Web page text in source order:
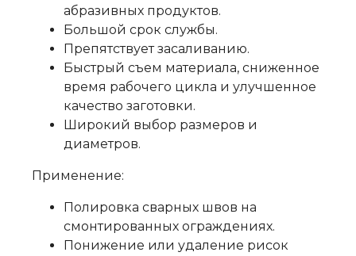
абразивных продуктов.
Большой срок службы.
Препятствует засаливанию.
Быстрый съем материала, сниженное
время рабочего цикла и улучшенное
качество заготовки.
Широкий выбор размеров и
диаметров.
Применение:
Полировка сварных швов на
смонтированных ограждениях.
Понижение или удаление рисок